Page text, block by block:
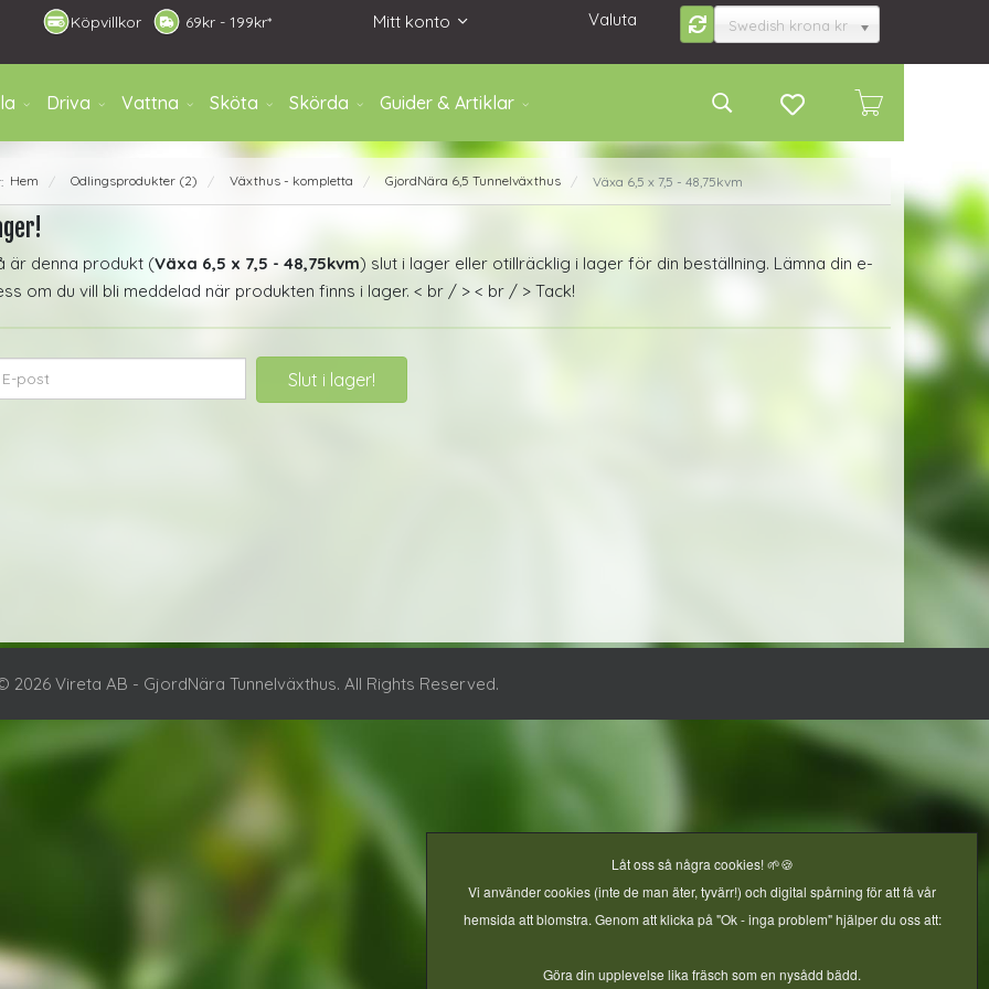
Mitt konto
69kr - 199kr*
Köpvillkor Valuta Swedish krona kr
Driva Vattna Sköta Skörda Guider & Artiklar
Hem / Odlingsprodukter (2) / Växthus - kompletta / GjordNära 6,5 Tunnelväxthus / Växa 6,5 x 7,5 - 48,75kvm
är denna produkt (Växa 6,5 x 7,5 - 48,75kvm) slut i lager eller otillräcklig i lager för din beställning. Lämna din e-
om du vill bli meddelad när produkten finns i lager. < br / > < br / > Tack!
2026 Vireta AB - GjordNära Tunnelväxthus. All Rights Reserved.
Låt oss så några cookies! 🌱🍪
Vi använder cookies (inte de man äter, tyvärr!) och digital spårning för att få vår
hemsida att blomstra. Genom att klicka på "Ok - inga problem" hjälper du oss att:
Göra din upplevelse lika fräsch som en nysådd bädd.